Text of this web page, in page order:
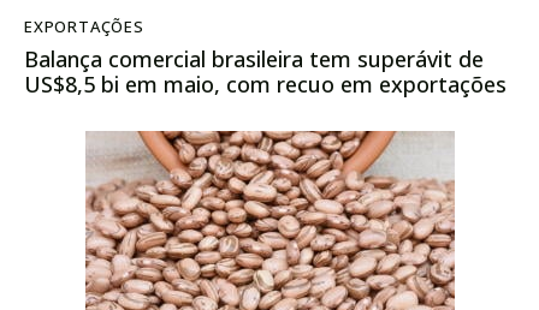
EXPORTAÇÕES
Balança comercial brasileira tem superávit de
US$8,5 bi em maio, com recuo em exportações